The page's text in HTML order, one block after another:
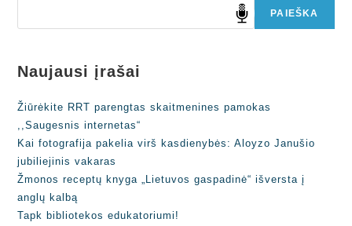
PAIEŠKA
Naujausi įrašai
Žiūrėkite RRT parengtas skaitmenines pamokas
,,Saugesnis internetas“
Kai fotografija pakelia virš kasdienybės: Aloyzo Janušio
jubiliejinis vakaras
Žmonos receptų knyga „Lietuvos gaspadinė“ išversta į
anglų kalbą
Tapk bibliotekos edukatoriumi!